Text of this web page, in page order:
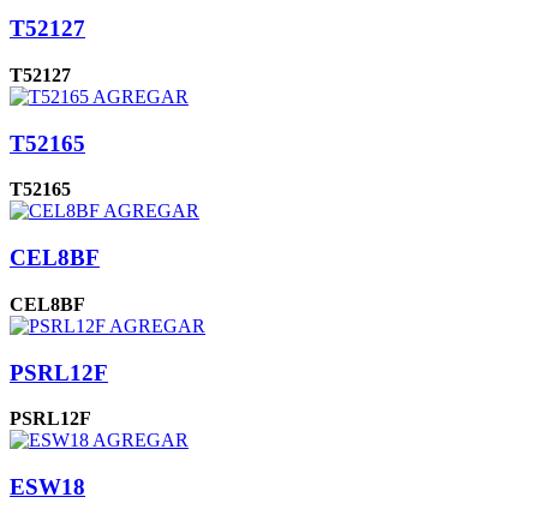
T52127
T52127
AGREGAR
T52165
T52165
AGREGAR
CEL8BF
CEL8BF
AGREGAR
PSRL12F
PSRL12F
AGREGAR
ESW18